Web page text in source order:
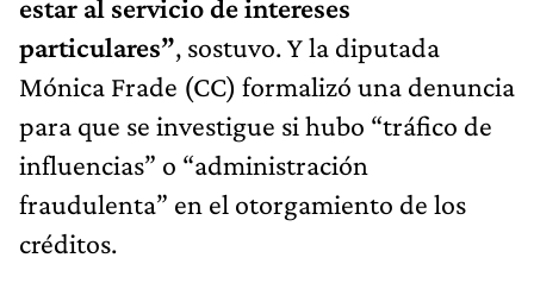
estar al servicio de intereses
particulares”, sostuvo. Y la diputada
Mónica Frade (CC) formalizó una denuncia
para que se investigue si hubo “tráfico de
influencias” o “administración
fraudulenta” en el otorgamiento de los
créditos.